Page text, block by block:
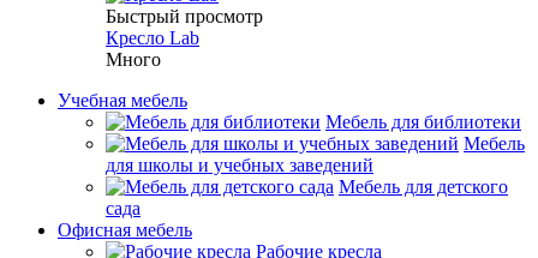
Быстрый просмотр
Кресло Lab
Много
Учебная мебель
Мебель для библиотеки
Мебель
для школы и учебных заведений
Мебель для детского
сада
Офисная мебель
Рабочие кресла